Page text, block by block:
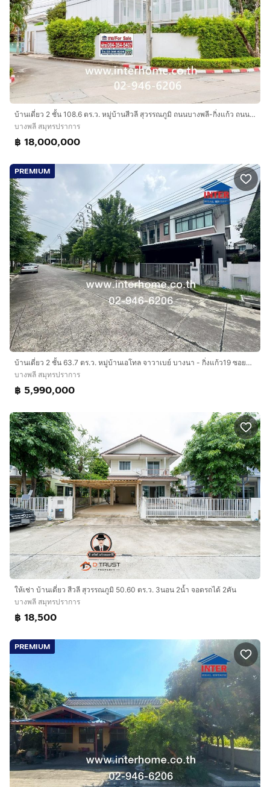
บ้านเดี่ยว 2 ชั้น 108.6 ตร.ว. หมู่บ้านสีวลี สุวรรณภูมิ ถนนบางพลี-กิ่งแก้ว ถนนหนามแดง บางพลี สมุทรปราการ
บางพลี สมุทรปราการ
฿ 18,000,000
PREMIUM
บ้านเดี่ยว 2 ชั้น 63.7 ตร.ว. หมู่บ้านเอโทล จาวาเบย์ บางนา - กิ่งแก้ว19 ซอยกิ่งแก้ว19 ถนนกิ่งแก้ว ถนนบางนา-ตราด บางพลี สมุทรปราการ
บางพลี สมุทรปราการ
฿ 5,990,000
ให้เช่า บ้านเดี่ยว สีวลี สุวรรณภูมิ 50.60 ตร.ว. 3นอน 2น้ำ จอดรถได้ 2คัน
บางพลี สมุทรปราการ
฿ 18,500
PREMIUM